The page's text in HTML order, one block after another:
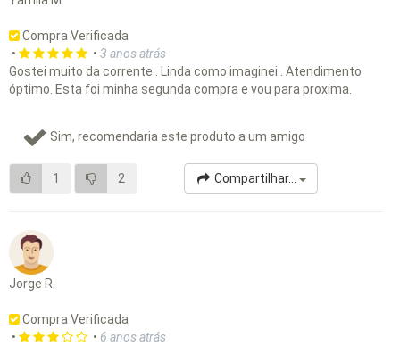
Compra Verificada
•
• 3 anos atrás
Gostei muito da corrente . Linda como imaginei . Atendimento
óptimo. Esta foi minha segunda compra e vou para proxima.
Sim, recomendaria este produto a um amigo
1 2 Compartilhar...
Jorge R.
Compra Verificada
•
• 6 anos atrás